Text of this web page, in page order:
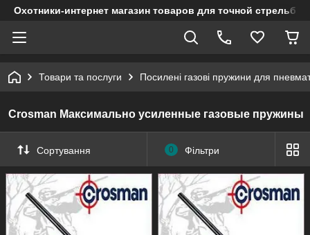
Охотники-интернет магазин товаров для точной стрельбы
Товари та послуги Посилені газові пружини для
Crosman Максимально усиленные газовые пружины
Сортування 0 Фільтри